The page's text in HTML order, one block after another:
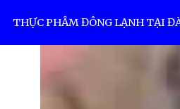
THỰC PHẨM ĐÔNG LẠNH TẠI